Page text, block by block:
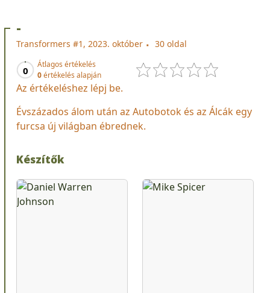
-
Transformers #1, 2023. október 30 oldal
0
Átlagos értékelés
0értékelés alapján
Az értékeléshez lépj be.
Évszázados álom után az Autobotok és az Álcák egy
furcsa új világban ébrednek.
Készítők